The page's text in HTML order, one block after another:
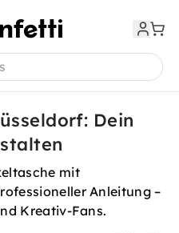
Dein
mit
Anleitung –
Kreativ-Fans.